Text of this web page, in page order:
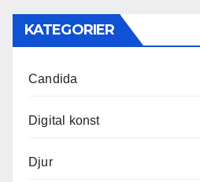
KATEGORIER
Candida
Digital konst
Djur